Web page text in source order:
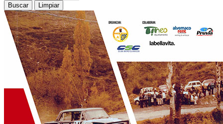
Buscar Limpiar